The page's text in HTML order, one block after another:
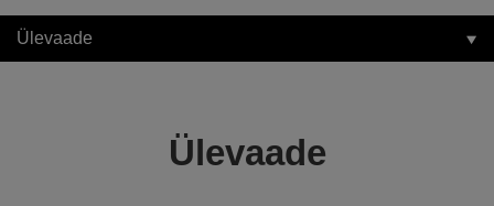
Ülevaade
Ülevaade